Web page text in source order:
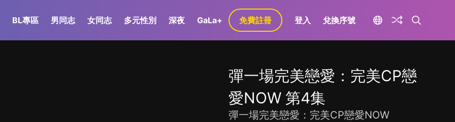
BL專區 男同志 女同志 多元性別 深夜 GaLa+ 免費註冊 登入 兌換序號
彈一場完美戀愛：完美CP戀
愛NOW 第4集
彈一場完美戀愛：完美CP戀愛NOW